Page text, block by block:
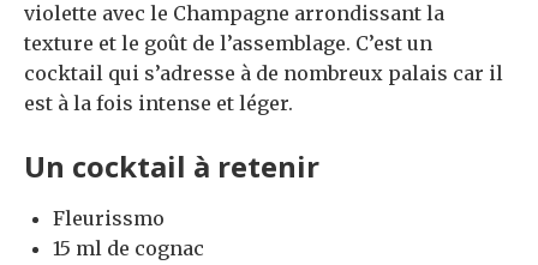
violette avec le Champagne arrondissant la
texture et le goût de l’assemblage. C’est un
cocktail qui s’adresse à de nombreux palais car il
est à la fois intense et léger.
Un cocktail à retenir
Fleurissmo
15 ml de cognac